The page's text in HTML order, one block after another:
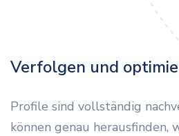
Verfolgen und
Profile sind vollständig
können genau herausfinden,